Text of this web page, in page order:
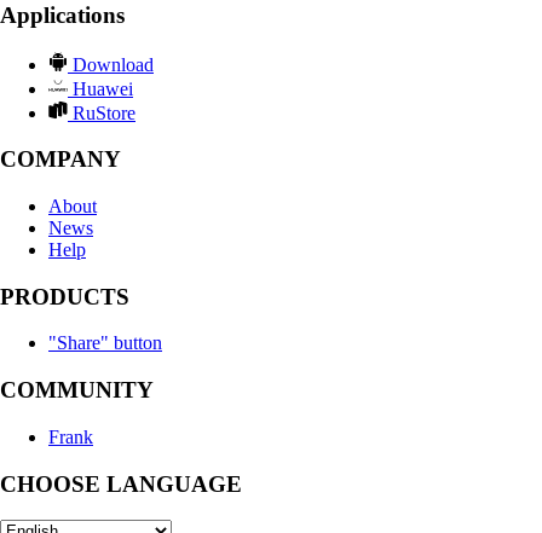
Applications
Download
Huawei
RuStore
COMPANY
About
News
Help
PRODUCTS
"Share" button
COMMUNITY
Frank
CHOOSE LANGUAGE